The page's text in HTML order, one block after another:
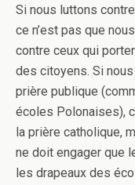
Si nous luttons
ce n’est pas que
contre ceux qui
des citoyens. Si
prière publique
écoles Polonaises),
la prière catholique,
ne doit engager que
les drapeaux des